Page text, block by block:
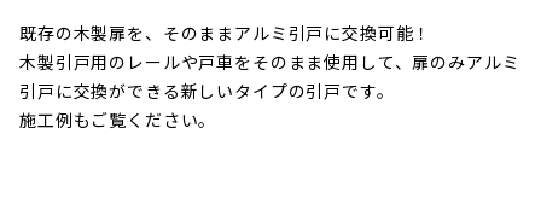
既存の木製扉を、そのままアルミ引戸に交換可能！
木製引戸用のレールや戸車をそのまま使用して、扉のみアルミ
引戸に交換ができる新しいタイプの引戸です。
施工例もご覧ください。